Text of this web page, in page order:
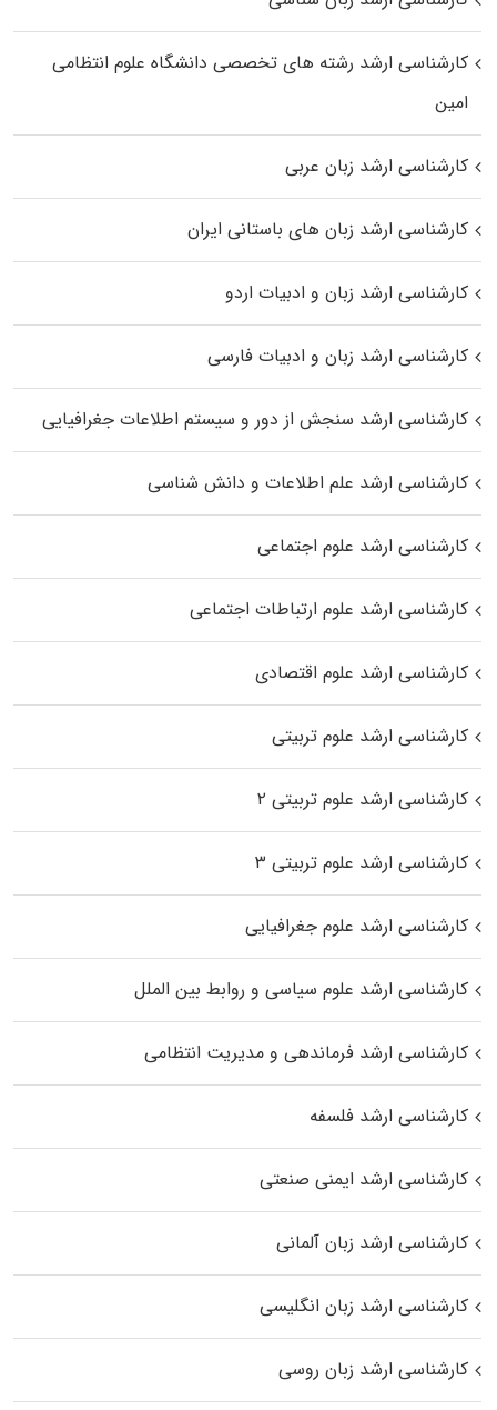
کارشناسی ارشد رﺷﺘﻪ ﻫﺎی تخصصی داﻧﺸﮕﺎه ﻋﻠﻮم انتظامی
اﻣﻴﻦ
کارشناسی ارشد زبان عربی
کارشناسی ارشد زبان‌ های باستانی ایران
کارشناسی ارشد زبان و ادبیات اردو
کارشناسی ارشد زبان و ادبیات فارسی
کارشناسی ارشد سنجش از دور و سیستم اطلاعات جغرافیایی
کارشناسی ارشد علم اطلاعات و دانش شناسی
کارشناسی ارشد علوم اجتماعی
کارشناسی ارشد علوم ارتباطات اجتماعی
کارشناسی ارشد علوم اقتصادی
کارشناسی ارشد علوم تربیتی
کارشناسی ارشد علوم تربیتی ۲
کارشناسی ارشد علوم تربیتی ۳
کارشناسی ارشد علوم جغرافیایی
کارشناسی ارشد علوم سیاسی و روابط بین الملل
کارشناسی ارشد فرماندهی و مدیریت انتظامی
کارشناسی ارشد فلسفه
کارشناسی ارشد ایمنی صنعتی
کارشناسی ارشد زبان آلمانی
کارشناسی ارشد زبان انگلیسی
کارشناسی ارشد زبان روسی